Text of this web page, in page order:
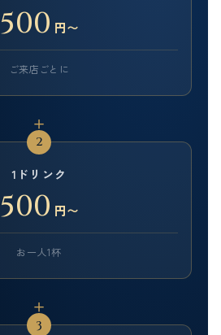
500 円〜
ご来店ごとに
＋
2
1ドリンク
500 円〜
お一人1杯
＋
3